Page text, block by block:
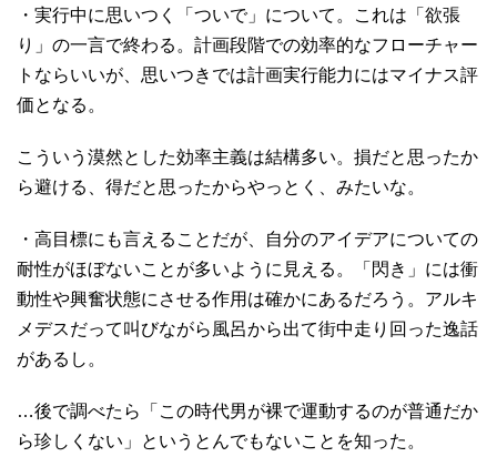
・実行中に思いつく「ついで」について。これは「欲張
り」の一言で終わる。計画段階での効率的なフローチャー
トならいいが、思いつきでは計画実行能力にはマイナス評
価となる。
こういう漠然とした効率主義は結構多い。損だと思ったか
ら避ける、得だと思ったからやっとく、みたいな。
・高目標にも言えることだが、自分のアイデアについての
耐性がほぼないことが多いように見える。「閃き」には衝
動性や興奮状態にさせる作用は確かにあるだろう。アルキ
メデスだって叫びながら風呂から出て街中走り回った逸話
があるし。
…後で調べたら「この時代男が裸で運動するのが普通だか
ら珍しくない」というとんでもないことを知った。